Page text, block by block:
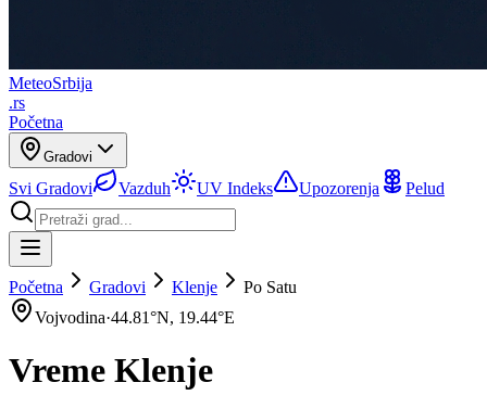
MeteoSrbija
.rs
Početna
Gradovi
Svi Gradovi Vazduh UV Indeks Upozorenja Pelud
Početna Gradovi Klenje
Po Satu
Vojvodina·44.81°N, 19.44°E
Vreme Klenje